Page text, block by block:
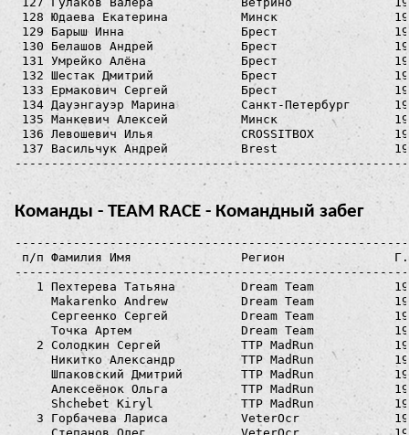
Команды - TEAM RACE - Командный забег
-----------------------------------------------------------------------------------------------------
 п/п Фамилия Имя               Регион               Г.р.  Номер  Пр Результат  Рез.Ком.   Место Прим.
-----------------------------------------------------------------------------------------------------
   1 Пехтерева Татьяна         Dream Team           1990   3103     0:37:20    0:37:49      1   
     Makarenko Andrew          Dream Team           1988   4103     0:37:45                     
     Сергеенко Сергей          Dream Team           1995   1103     0:37:56                     
     Точка Артем               Dream Team           1992   2103     0:38:18                     
   2 Солодкин Сергей           TTP MadRun           1984   1108     0:36:42    0:38:11      2   
     Никитко Александр         TTP MadRun           1996   4108     0:37:05                     
     Шпаковский Дмитрий        TTP MadRun           1983   2108     0:38:38                     
     Алексеёнок Ольга          TTP MadRun           1986   3108     0:39:09                     
     Shchebet Kiryl            TTP MadRun           1985   5108     0:39:25                     
   3 Горбачева Лариса          VeterOcr             1989   1110     0:40:51    0:41:19      3   
     Степанов Олег             VeterOcr             1986   5110     0:41:05                     
     Олесов Станислав          VeterOcr             1982   4110     0:41:21                     
     Рекутин Иван              VeterOcr             1984   2110     0:41:59                     
   4 Яворовская Диана          Шпаркие вожики       1994   4123     0:41:34    0:41:52      4   
     Авдеееко Анатолий         Шпаркие вожики       1983   1123     0:41:39                     
     Амельчук Александр        Шпаркие вожики       1994   3123     0:41:55                     
     Шляга Сергей              Шпаркие вожики       1980   2123     0:42:20                     
   5 Бричкалевич Виктория      Мечта Ламантина      1991   3117     0:41:55    0:42:30      5   
     Чабор Максим              Мечта Ламантина      1991   4117     0:42:09                     
     Саскевiч Аляксей          Мечта Ламантина      1992   2117     0:42:28                     
     Ключеня Виталий           Мечта Ламантина      1982   1117     0:43:30                     
   6 Евсейкин Вадим            VOLAT OCR TEAM       1988   2406     0:41:58    0:44:05      6   
     Комаров Максим            VOLAT OCR TEAM       1993   5406     0:42:45                     
     Явтошук Алексей           VOLAT OCR TEAM       2000   4406     0:42:55                     
     Раткевич Наталья          VOLAT OCR TEAM       1996   1406     0:46:22                     
     Тышко Илья                VOLAT OCR TEAM       1983   3406     0:46:28                     
   7 Прус Екатерина            ГибкийЗОЖ            1982   1111     0:44:05    0:45:25      7   
     Прус Shuriken             ГибкийЗОЖ            1981   3111     0:44:14                     
     Финдюкевич Сергей         ГибкийЗОЖ            1985   4111     0:45:46                     
     Якубоўскі Уладзімір       ГибкийЗОЖ            1987   8111     0:45:52                     
     Буйневiч Уладзiслаў       ГибкийЗОЖ            1984   7111     0:45:52                     
     Rudchenko Vitaliy         ГибкийЗОЖ            1984   6111     0:45:52                     
     Авраменко Анжелика        ГибкийЗОЖ            1990   5111     0:45:52                     
     Мороз Артём               ГибкийЗОЖ            1988   2111     0:45:52                     
   8 Чебанов Сергей            Апачи Бизоны         1987   3313     0:44:16    0:45:34      8   
     Кулагина Валентина        Апачи Бизоны         1994   1313     0:45:36                     
     Кан Виталий               Апачи Бизоны         1988   4313     0:45:54                     
     Андрусов Павел            Апачи Бизоны         1971   2313     0:46:33                     
   9 Чесноков Максим           Ищем спонсора        1985   4216     0:44:23    0:46:42      9   
     Козельский Александр      Ищем спонсора        1987   1216     0:45:32                     
     Чэснакова Надзея          Ищем спонсора        1988   3216     0:48:20                     
     Корженевич Максим         Ищем спонсора        1986   2216     0:48:34                     
  10 Быкадорова Полина         FC BAZA              2003   3104     0:49:28    0:52:39     10   
     Голяк Александр           FC BAZA              2003   2104     0:49:55                     
     Огородник Роман           FC BAZA              2004   4104     0:55:12                     
     Титов Денис               FC BAZA              2003   1104     0:56:04                     
  11 Новикова Юлия             Gomel                1996   2304     0:51:40    0:54:21     11   
     Булочка Андрей            Gomel                1983   1304     0:53:19                     
     Старикова Дарья           Gomel                1992   5304     0:55:36                     
     Копоть Алексей            Gomel                1998   4304